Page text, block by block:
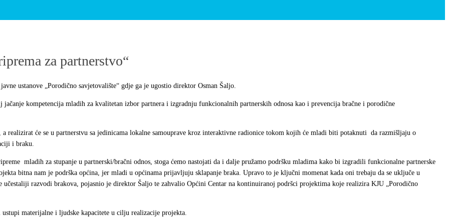
za partnerstvo“
ustanove „Porodično savjetovalište“ gdje ga je ugostio direktor Osman Šaljo.
kompetencija mladih za kvalitetan izbor partnera i izgradnju funkcionalnih partnerskih odnosa kao i prevencija bračne i porodične
realizirat će se u partnerstvu sa jedinicama lokalne samouprave kroz interaktivne radionice tokom kojih će mladi biti potaknuti da razmišljaju o
i braku.
mladih za stupanje u partnerski/bračni odnos, stoga ćemo nastojati da i dalje pružamo podršku mladima kako bi izgradili funkcionalne partnerske
bitna nam je podrška općina, jer mladi u općinama prijavljuju sklapanje braka. Upravo to je ključni momenat kada oni trebaju da se uključe u
razvodi brakova, pojasnio je direktor Šaljo te zahvalio Općini Centar na kontinuiranoj podršci projektima koje realizira KJU „Porodično
materijalne i ljudske kapacitete u cilju realizacije projekta.